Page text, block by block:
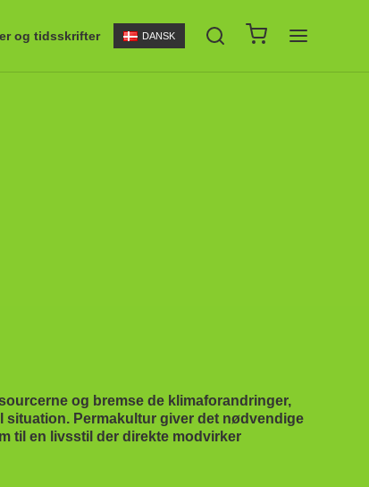
og tidsskrifter DANSK
og bremse de klimaforandringer,
Permakultur giver det nødvendige
til en livsstil der direkte modvirker